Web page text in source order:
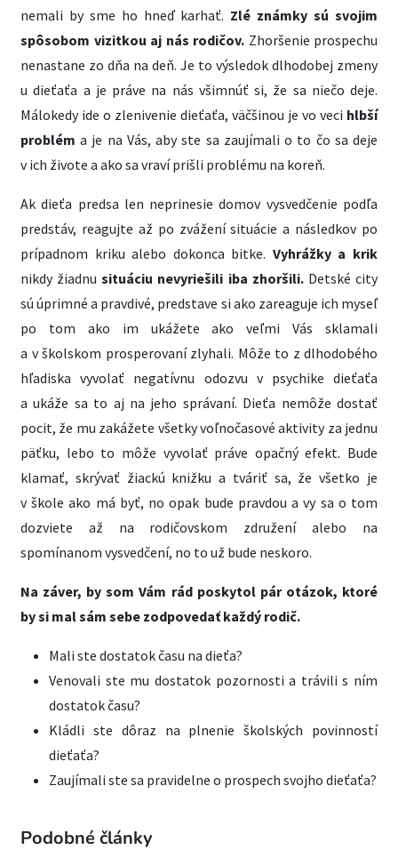
nemali by sme ho hneď karhať. Zlé známky sú svojim
spôsobom vizitkou aj nás rodičov. Zhoršenie prospechu
nenastane zo dňa na deň. Je to výsledok dlhodobej zmeny
u dieťaťa a je práve na nás všimnúť si, že sa niečo deje.
Málokedy ide o zlenivenie dieťaťa, väčšinou je vo veci hlbší
probléma je na Vás, aby ste sa zaujímali o to čo sa deje
v ich živote a ako sa vraví prišli problému na koreň.
Ak dieťa predsa len neprinesie domov vysvedčenie podľa
predstáv, reagujte až po zvážení situácie a následkov po
prípadnom kriku alebo dokonca bitke. Vyhrážky a krik
nikdy žiadnusituáciu nevyriešili iba zhoršili. Detské city
sú úprimné a pravdivé, predstave si ako zareaguje ich myseľ
po tom ako im ukážete ako veľmi Vás sklamali
a v školskom prosperovaní zlyhali. Môže to z dlhodobého
hľadiska vyvolať negatívnu odozvu v psychike dieťaťa
a ukáže sa to aj na jeho správaní. Dieťa nemôže dostať
pocit, že mu zakážete všetky voľnočasové aktivity za jednu
päťku, lebo to môže vyvolať práve opačný efekt. Bude
klamať, skrývať žiackú knižku a tváriť sa, že všetko je
v škole ako má byť, no opak bude pravdou a vy sa o tom
dozviete až na rodičovskom združení alebo na
spomínanom vysvedčení, no to už bude neskoro.
Na záver, by som Vám rád poskytol pár otázok, ktoré
by si mal sám sebe zodpovedať každý rodič.
Mali ste dostatok času na dieťa?
Venovali ste mu dostatok pozornosti a trávili s ním
dostatok času?
Kládli ste dôraz na plnenie školských povinností
dieťaťa?
Zaujímali ste sa pravidelne o prospech svojho dieťaťa?
Podobné články